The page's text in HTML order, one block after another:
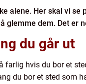
alene. Her skal vi
glemme dem. Det er
du går ut
hvis du bor et
du bor et sted som